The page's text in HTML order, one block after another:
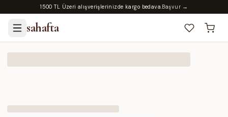
1500 TL Üzeri alışverişlerinizde kargo bedava.Başvur →
sahafta